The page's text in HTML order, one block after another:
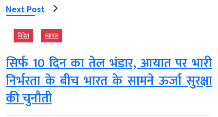
Next Post
विदेश व्‍यापार
सिर्फ 10 दिन का तेल भंडार, आयात पर भारी
निर्भरता के बीच भारत के सामने ऊर्जा सुरक्षा
की चुनौती